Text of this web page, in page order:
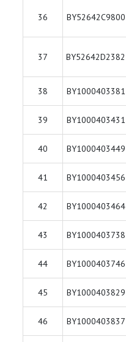
36 BY52642C9800
37 BY52642D2382
38 BY1000403381
39 BY1000403431
40 BY1000403449
41 BY1000403456
42 BY1000403464
43 BY1000403738
44 BY1000403746
45 BY1000403829
46 BY1000403837